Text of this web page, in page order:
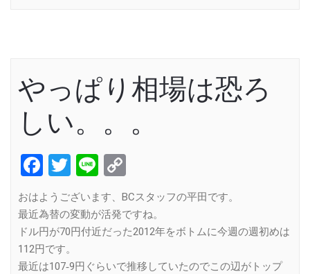
やっぱり相場は恐ろ
しい。。。
Facebook
Twitter
Line
Link
おはようございます、BCスタッフの平田です。
最近為替の変動が活発ですね。
ドル円が70円付近だった2012年をボトムに今週の週初めは
112円です。
最近は107‐9円ぐらいで推移していたのでこの辺がトップ